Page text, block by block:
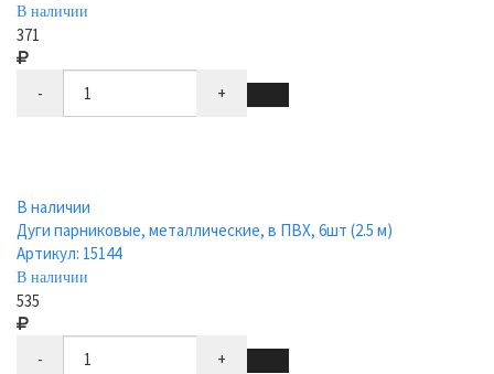
В наличии
371
- +
В наличии
Дуги парниковые, металлические, в ПВХ, 6шт (2.5 м)
Артикул: 15144
В наличии
535
- +